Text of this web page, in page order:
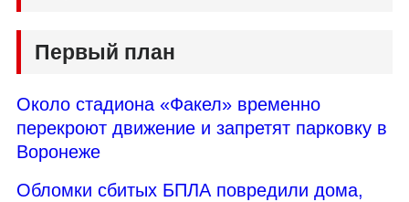
Первый план
Около стадиона «Факел» временно
перекроют движение и запретят парковку в
Воронеже
Обломки сбитых БПЛА повредили дома,